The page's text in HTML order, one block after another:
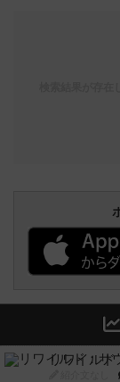
リワイルド